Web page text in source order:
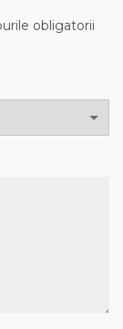
obligatorii